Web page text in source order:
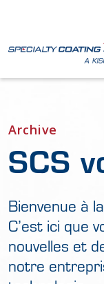
Archive
SCS
Bienvenue à
C’est ici que
nouvelles et
notre